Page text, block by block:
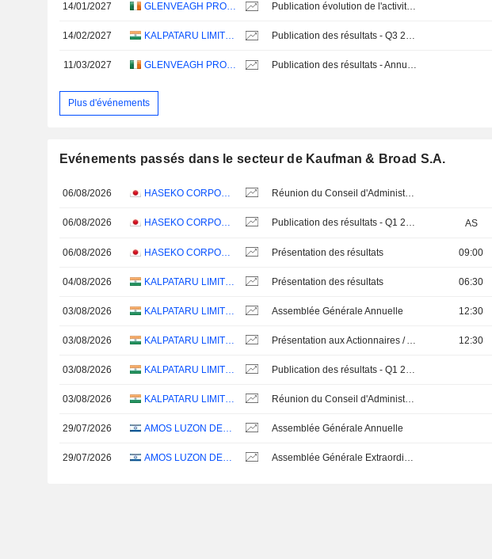
14/01/2027 GLENVEAGH PROPERTIES PLC Publication évolution de l'activité - Annuel 2026
14/02/2027 KALPATARU LIMITED Publication des résultats - Q3 2027
11/03/2027 GLENVEAGH PROPERTIES PLC Publication des résultats - Annuel 2026
Plus d'événements
Evénements passés dans le secteur de Kaufman & Broad S.A.
06/08/2026
06/08/2026 AS
06/08/2026 Présentation des résultats 09:00
04/08/2026 Présentation des résultats 06:30
03/08/2026 Assemblée Générale Annuelle 12:30
03/08/2026 12:30
03/08/2026
03/08/2026
29/07/2026 Assemblée Générale Annuelle
29/07/2026